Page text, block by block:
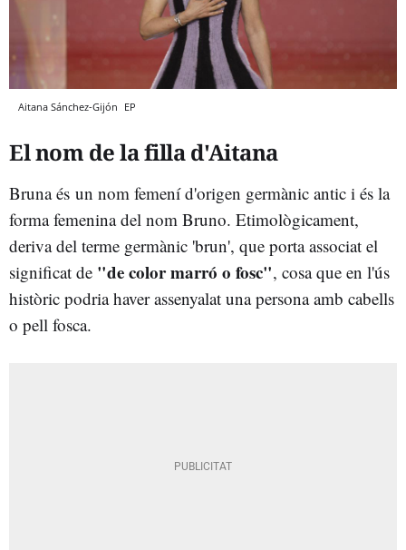
Aitana Sánchez-Gijón EP
El nom de la filla d'Aitana
Bruna és un nom femení d'origen germànic antic i és la
forma femenina del nom Bruno. Etimològicament,
deriva del terme germànic 'brun', que porta associat el
significat de "de color marró o fosc", cosa que en l'ús
històric podria haver assenyalat una persona amb cabells
o pell fosca.